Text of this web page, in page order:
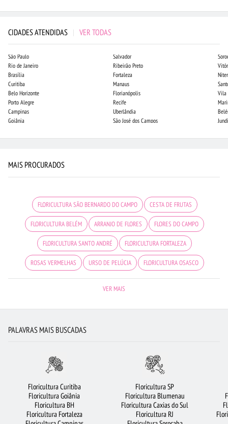
CIDADES ATENDIDAS | VER TODAS
São Paulo
Rio de Janeiro
Brasília
Curitiba
Belo Horizonte
Porto Alegre
Campinas
Goiânia
Salvador
Ribeirão Preto
Fortaleza
Manaus
Florianópolis
Recife
Uberlândia
São José dos Campos
Vila
MAIS PROCURADOS
FLORICULTURA SÃO BERNARDO DO CAMPO CESTA DE FRUTAS
FLORICULTURA BELÉM ARRANJO DE FLORES FLORES DO CAMPO
FLORICULTURA SANTO ANDRÉ FLORICULTURA FORTALEZA
ROSAS VERMELHAS URSO DE PELÚCIA FLORICULTURA OSASCO
FLORICULTURA SANTOS FLORICULTURA GUARULHOS
FLORICULTURA RIBEIRÃO PRETO FLORICULTURA UBERLÂNDIA
FLORICULTURA JUNDIAÍ BUQUÊ DE ROSAS VERMELHAS
VER MAIS
PALAVRAS MAIS BUSCADAS
Floricultura Curitiba
Floricultura Goiânia
Floricultura BH
Floricultura Fortaleza
Floricultura SP
Floricultura Blumenau
Floricultura Caxias do Sul
Floricultura RJ